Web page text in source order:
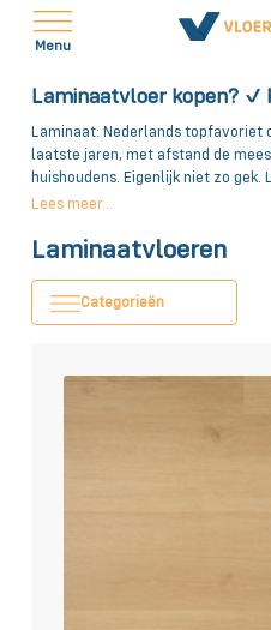
Menu
Laminaatvloer kopen? ✓
Laminaat: Nederlands topfavoriet
laatste jaren, met afstand de
huishoudens. Eigenlijk niet zo
oog lastig te onderscheiden van
beschikbaar hebben. Of u nu
design dat past binnen uw interieur!
Lees meer...
Laminaatvloeren
Categorieën